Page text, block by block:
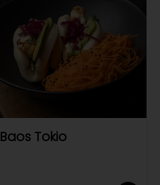
Baos Tokio